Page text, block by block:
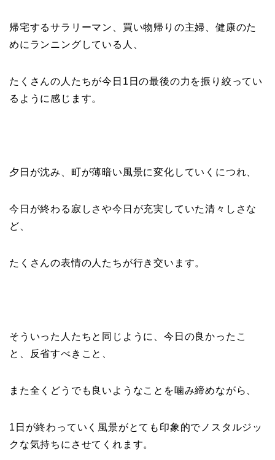
帰宅するサラリーマン、買い物帰りの主婦、健康のた
めにランニングしている人、
たくさんの人たちが今日 1 日の最後の力を振り絞ってい
るように感じます。
夕日が沈み、町が薄暗い風景に変化していくにつれ、
今日が終わる寂しさや今日が充実していた清々しさな
ど、
たくさんの表情の人たちが行き交います。
そういった人たちと同じように、 今日の良かったこ
と、反省すべきこと、
また全くどうでも良いようなことを噛み締めながら、
1 日が終わっていく風景がとても印象的でノスタルジッ
クな気持ちにさせてくれます。